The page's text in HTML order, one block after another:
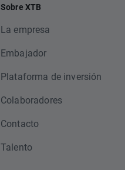
Sobre XTB
La empresa
Embajador
Plataforma de inversión
Colaboradores
Contacto
Talento